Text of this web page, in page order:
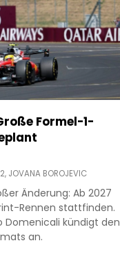
Formel-1-
JOVANA BOROJEVIC
Änderung: Ab 2027
Rennen stattfinden.
Domenicali kündigt den
an.